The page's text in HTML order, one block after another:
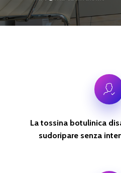
La tossina botulinica
sudoripare senza